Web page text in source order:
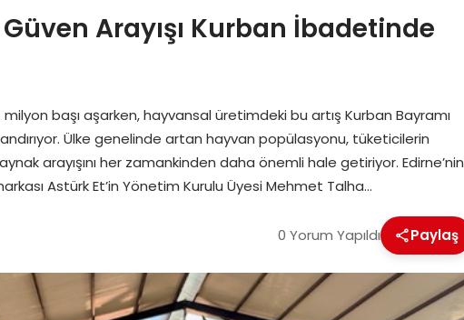
Arayışı Kurban İbadetinde
milyon başı aşarken, hayvansal üretimdeki bu artış Kurban Bayramı
Ülke genelinde artan hayvan popülasyonu, tüketicilerin
arayışını her zamankinden daha önemli hale getiriyor. Edirne’nin
Astürk Et’in Yönetim Kurulu Üyesi Mehmet Talha…
0 Yorum Yapıldı Paylaş